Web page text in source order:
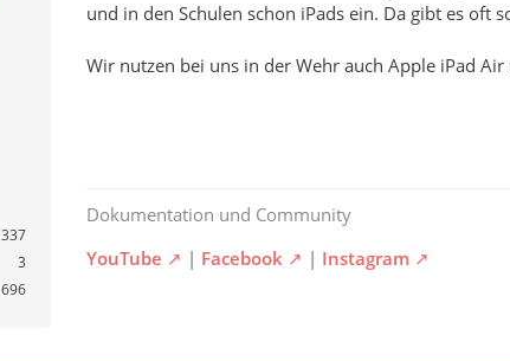
337
3
696
und in den Schulen schon iPads ein. Da gibt es oft
Wir nutzen bei uns in der Wehr auch Apple iPad
Dokumentation und Community
YouTube
| Facebook | Instagram